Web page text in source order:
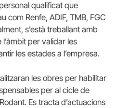
qualificat que
com Renfe, ADIF, TMB, FGC
s’està treballant amb
per validar les
les estades a l’empresa.
les obres per habilitar
per al cicle de
Es tracta d’actuacions